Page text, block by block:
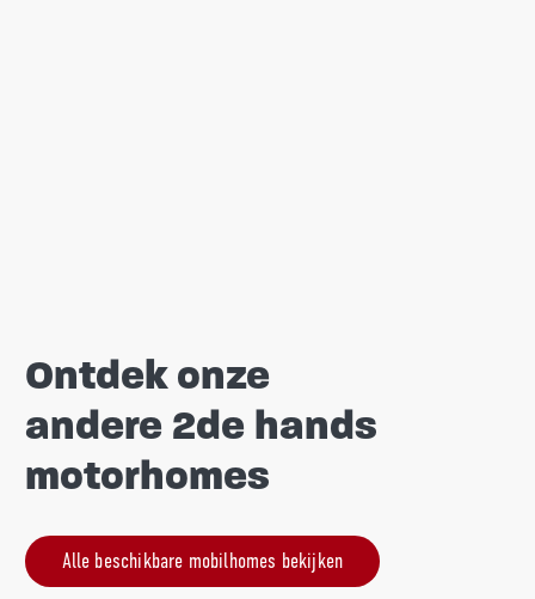
Ontdek onze
andere 2de hands
motorhomes
Alle beschikbare mobilhomes bekijken